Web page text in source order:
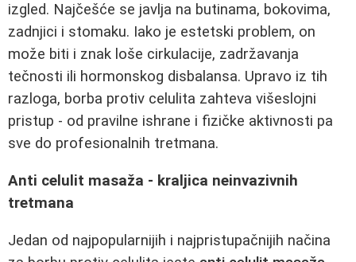
izgled. Najčešće se javlja na butinama, bokovima,
zadnjici i stomaku. Iako je estetski problem, on
može biti i znak loše cirkulacije, zadržavanja
tečnosti ili hormonskog disbalansa. Upravo iz tih
razloga, borba protiv celulita zahteva višeslojni
pristup - od pravilne ishrane i fizičke aktivnosti pa
sve do profesionalnih tretmana.
Anti celulit masaža - kraljica neinvazivnih
tretmana
Jedan od najpopularnijih i najpristupačnijih načina